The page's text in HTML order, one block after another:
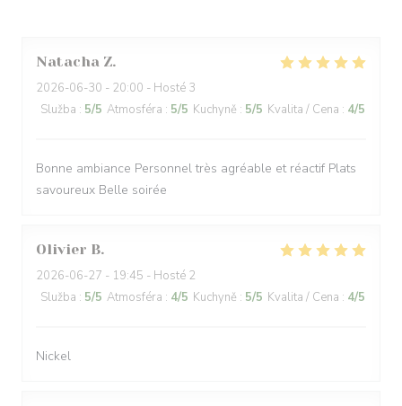
Natacha Z
2026-06-30 - 20:00 - Hosté 3
Služba : 5/5 Atmosféra : 5/5 Kuchyně : 5/5 Kvalita / Cena : 4/5
Bonne ambiance Personnel très agréable et réactif Plats
savoureux Belle soirée
Olivier B
2026-06-27 - 19:45 - Hosté 2
Služba : 5/5 Atmosféra : 4/5 Kuchyně : 5/5 Kvalita / Cena : 4/5
Nickel